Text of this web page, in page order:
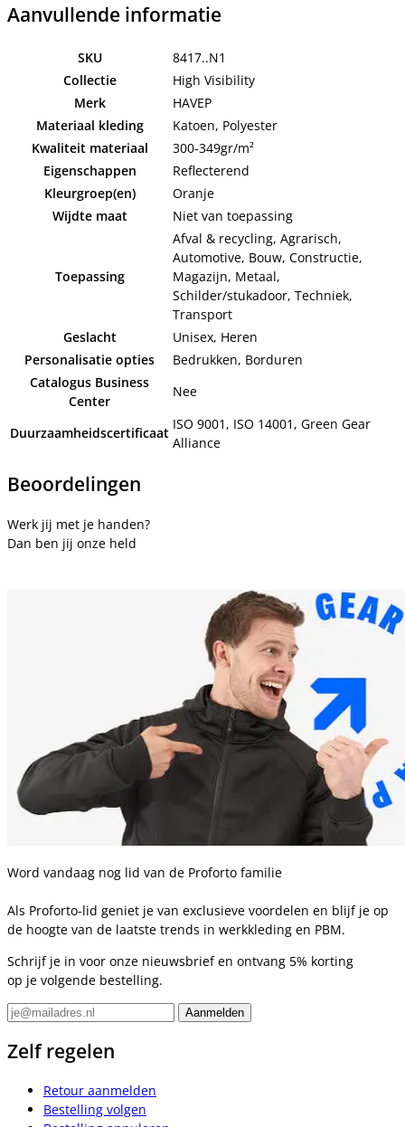
Aanvullende informatie
SKU
8417..N1
Collectie
High Visibility
Merk
HAVEP
Materiaal kleding
Katoen, Polyester
Kwaliteit materiaal
300-349gr/m²
Eigenschappen
Reflecterend
Kleurgroep(en)
Oranje
Wijdte maat
Niet van toepassing
Toepassing
Afval & recycling, Agrarisch,
Automotive, Bouw, Constructie,
Magazijn, Metaal,
Schilder/stukadoor, Techniek,
Transport
Geslacht
Unisex, Heren
Personalisatie opties
Bedrukken, Borduren
Catalogus Business
Center
Nee
Duurzaamheidscertificaat
ISO 9001, ISO 14001, Green Gear
Alliance
Beoordelingen
Werk jij met je handen?
Dan ben jij onze held
Word vandaag nog lid van de Proforto familie
Als Proforto-lid geniet je van exclusieve voordelen en blijf je op
de hoogte van de laatste trends in werkkleding en PBM.
Schrijf je in voor onze nieuwsbrief en ontvang 5% korting
op je volgende bestelling.
Zelf regelen
Retour aanmelden
Bestelling volgen